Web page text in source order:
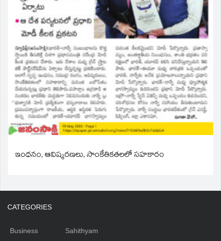
ఇంధనం, ఆవిష్కరణలు, సాంకేతికతలలో సహకారం
CATEGORIES
Business
Sahithyam